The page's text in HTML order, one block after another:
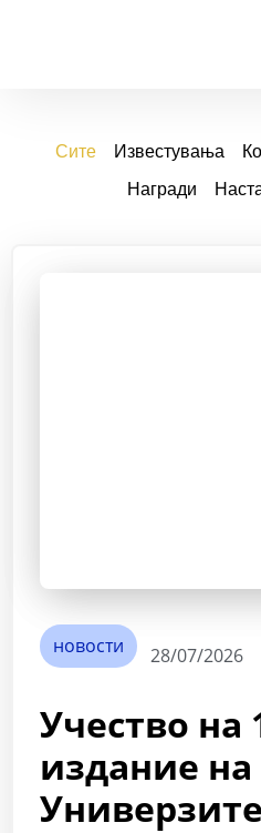
Известувања
Награди
Сите
новости 28/07/2026
Учество на
издание на